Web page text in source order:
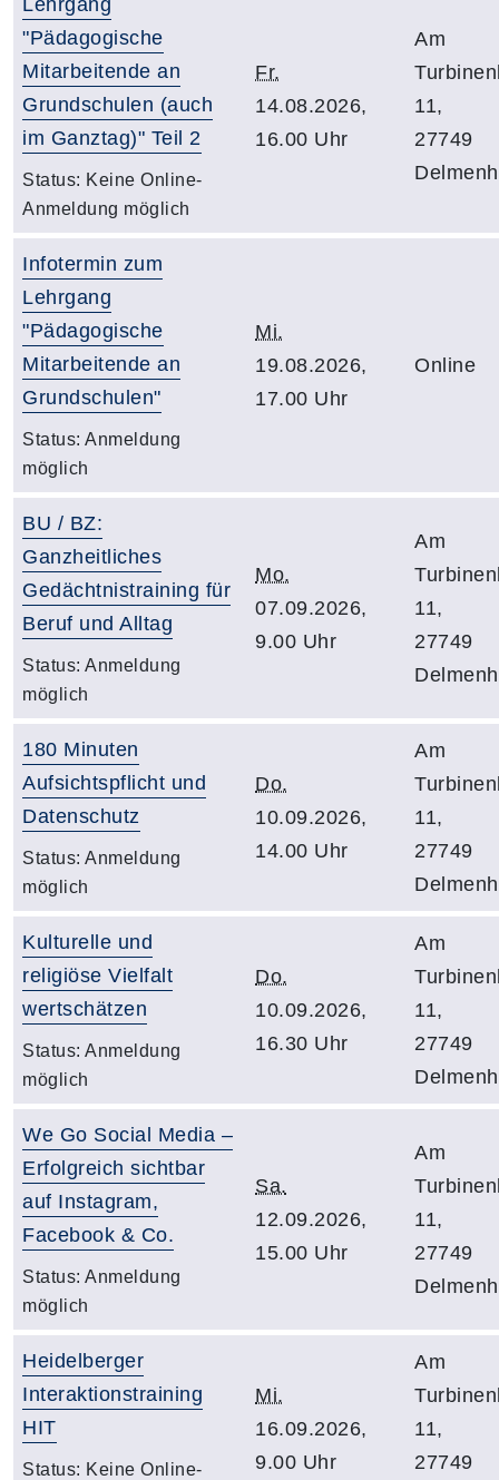
"Pädagogische
Mitarbeitende an
Grundschulen (auch
im Ganztag)" Teil 2
Status: Keine Online-
Anmeldung möglich
Fr.
14.08.2026,
16.00 Uhr
Am
11,
27749
Infotermin zum
Lehrgang
"Pädagogische
Mitarbeitende an
Grundschulen"
Status: Anmeldung
möglich
Mi.
19.08.2026,
17.00 Uhr
Online
BU / BZ:
Ganzheitliches
Gedächtnistraining für
Beruf und Alltag
Status: Anmeldung
möglich
Mo.
07.09.2026,
9.00 Uhr
Am
11,
27749
180 Minuten
Aufsichtspflicht und
Datenschutz
Status: Anmeldung
möglich
Do.
10.09.2026,
14.00 Uhr
Am
11,
27749
Kulturelle und
religiöse Vielfalt
wertschätzen
Status: Anmeldung
möglich
Do.
10.09.2026,
16.30 Uhr
Am
11,
27749
We Go Social Media –
Erfolgreich sichtbar
auf Instagram,
Facebook & Co.
Status: Anmeldung
möglich
Sa.
12.09.2026,
15.00 Uhr
Am
11,
27749
Heidelberger
Interaktionstraining
HIT
Status: Keine Online-
Mi.
16.09.2026,
9.00 Uhr
Am
11,
27749